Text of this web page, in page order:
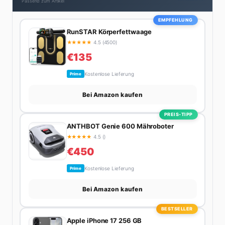
durch die Alpen oder der jährliche Campingtrip mit
den Jungs. Sein Credo: Das Leben ist zu kurz für
EMPFEHLUNG
RunSTAR Körperfettwaage
★★★★★ 4.5 (4500)
€135
Prime Kostenlose Lieferung
Bei Amazon kaufen
PREIS-TIPP
ANTHBOT Genie 600 Mähroboter
★★★★★ 4.5 ()
€450
Prime Kostenlose Lieferung
Bei Amazon kaufen
BESTSELLER
Apple iPhone 17 256 GB